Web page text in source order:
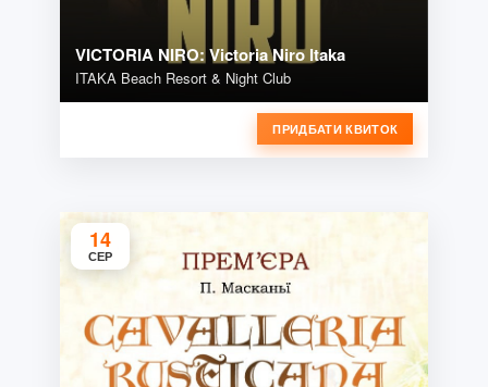
VICTORIA NIRO: Victoria Niro Itaka
ITAKA Beach Resort & Night Club
ПРИДБАТИ КВИТОК
14
СЕР